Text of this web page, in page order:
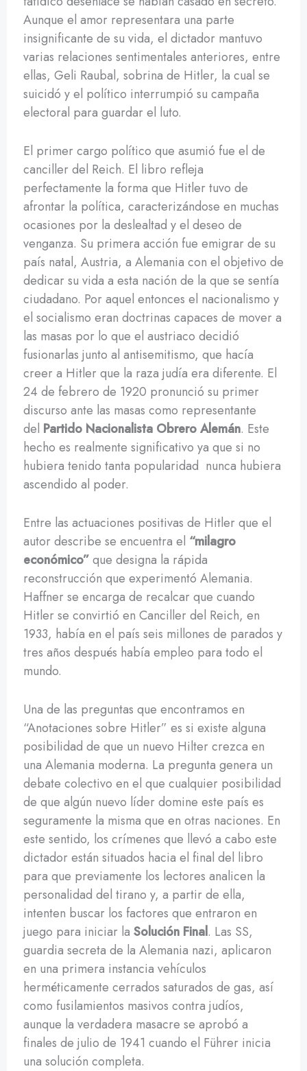
Aunque el amor representara una parte
insignificante de su vida, el dictador mantuvo
varias relaciones sentimentales anteriores, entre
ellas, Geli Raubal, sobrina de Hitler, la cual se
suicidó y el político interrumpió su campaña
electoral para guardar el luto.
El primer cargo político que asumió fue el de
canciller del Reich. El libro refleja
perfectamente la forma que Hitler tuvo de
afrontar la política, caracterizándose en muchas
ocasiones por la deslealtad y el deseo de
venganza. Su primera acción fue emigrar de su
país natal, Austria, a Alemania con el objetivo de
dedicar su vida a esta nación de la que se sentía
ciudadano. Por aquel entonces el nacionalismo y
el socialismo eran doctrinas capaces de mover a
las masas por lo que el austriaco decidió
fusionarlas junto al antisemitismo, que hacía
creer a Hitler que la raza judía era diferente. El
24 de febrero de 1920 pronunció su primer
discurso ante las masas como representante
del Partido Nacionalista Obrero Alemán. Este
hecho es realmente significativo ya que si no
hubiera tenido tanta popularidad nunca hubiera
ascendido al poder.
Entre las actuaciones positivas de Hitler que el
autor describe se encuentra el “milagro
económico”que designa la rápida
reconstrucción que experimentó Alemania.
Haffner se encarga de recalcar que cuando
Hitler se convirtió en Canciller del Reich, en
1933, había en el país seis millones de parados y
tres años después había empleo para todo el
mundo.
Una de las preguntas que encontramos en
“Anotaciones sobre Hitler” es si existe alguna
posibilidad de que un nuevo Hilter crezca en
una Alemania moderna. La pregunta genera un
debate colectivo en el que cualquier posibilidad
de que algún nuevo líder domine este país es
seguramente la misma que en otras naciones. En
este sentido, los crímenes que llevó a cabo este
dictador están situados hacia el final del libro
para que previamente los lectores analicen la
personalidad del tirano y, a partir de ella,
intenten buscar los factores que entraron en
juego para iniciar la Solución Final. Las SS,
guardia secreta de la Alemania nazi, aplicaron
en una primera instancia vehículos
herméticamente cerrados saturados de gas, así
como fusilamientos masivos contra judíos,
aunque la verdadera masacre se aprobó a
finales de julio de 1941 cuando el Führer inicia
una solución completa.